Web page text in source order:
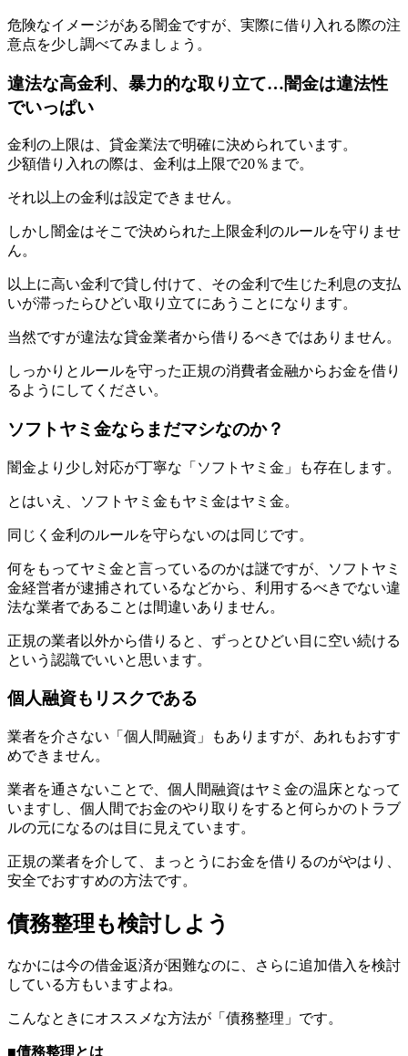
危険なイメージがある闇金ですが、実際に借り入れる際の注
意点を少し調べてみましょう。
違法な高金利、暴力的な取り立て…闇金は違法性
でいっぱい
金利の上限は、貸金業法で明確に決められています。
少額借り入れの際は、金利は上限で20％まで。
それ以上の金利は設定できません。
しかし闇金はそこで決められた上限金利のルールを守りませ
ん。
以上に高い金利で貸し付けて、その金利で生じた利息の支払
いが滞ったらひどい取り立てにあうことになります。
当然ですが違法な貸金業者から借りるべきではありません。
しっかりとルールを守った正規の消費者金融からお金を借り
るようにしてください。
ソフトヤミ金ならまだマシなのか？
闇金より少し対応が丁寧な「ソフトヤミ金」も存在します。
とはいえ、ソフトヤミ金もヤミ金はヤミ金。
同じく金利のルールを守らないのは同じです。
何をもってヤミ金と言っているのかは謎ですが、ソフトヤミ
金経営者が逮捕されているなどから、利用するべきでない違
法な業者であることは間違いありません。
正規の業者以外から借りると、ずっとひどい目に空い続ける
という認識でいいと思います。
個人融資もリスクである
業者を介さない「個人間融資」もありますが、あれもおすす
めできません。
業者を通さないことで、個人間融資はヤミ金の温床となって
いますし、個人間でお金のやり取りをすると何らかのトラブ
ルの元になるのは目に見えています。
正規の業者を介して、まっとうにお金を借りるのがやはり、
安全でおすすめの方法です。
債務整理も検討しよう
なかには今の借金返済が困難なのに、さらに追加借入を検討
している方もいますよね。
こんなときにオススメな方法が「債務整理」です。
■債務整理とは